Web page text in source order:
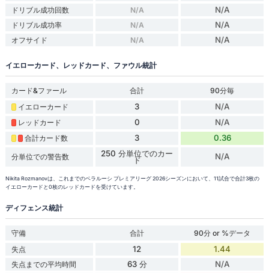
ドリブル成功回数 N/A N/A
ドリブル成功率 N/A N/A
オフサイド N/A N/A
イエローカード、レッドカード、ファウル統計
カード&ファール 合計
90分毎
イエローカード
3 N/A
レッドカード 0 N/A
合計カード数 3 0.36
分単位での警告数 250 分単位でのカー
ド N/A
Nikita Rozmanovは、これまでのベラルーシ プレミアリーグ 2026シーズンにおいて、11試合で合計3枚の
イエローカードと0枚のレッドカードを受けています。
ディフェンス統計
守備 合計
90分 or %データ
失点
12 1.44
失点までの平均時間 63 分 N/A